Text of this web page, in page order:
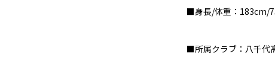
■身長/体重：183cm/
■所属クラブ：八千代